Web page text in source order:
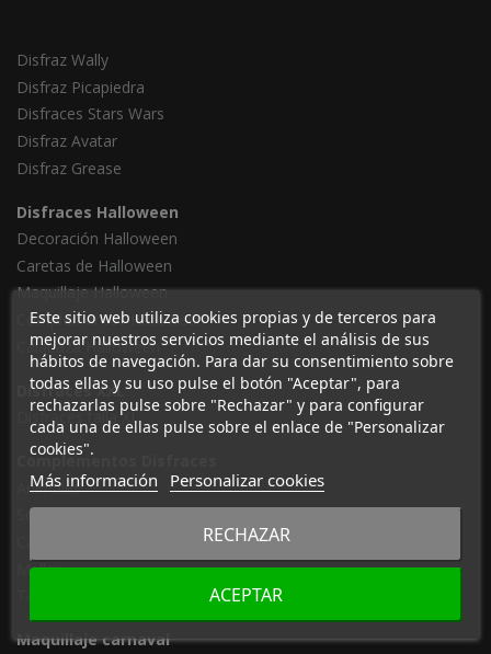
Disfraz Wally
Disfraz Picapiedra
Disfraces Stars Wars
Disfraz Avatar
Disfraz Grease
Disfraces Halloween
Decoración Halloween
Caretas de Halloween
Maquillaje Halloween
Complementos Halloween
Calabaza Halloween
Disfraces XXL
Disfraces talla XL
Complementos Disfraces
Animales
Sombreros
Mallas
Maquillaje carnaval
Este sitio web utiliza cookies propias y de terceros para
mejorar nuestros servicios mediante el análisis de sus
hábitos de navegación. Para dar su consentimiento sobre
todas ellas y su uso pulse el botón "Aceptar", para
rechazarlas pulse sobre "Rechazar" y para configurar
cada una de ellas pulse sobre el enlace de "Personalizar
cookies".
Más información Personalizar cookies
RECHAZAR
ACEPTAR